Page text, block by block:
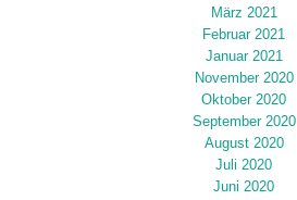
März 2021
Februar 2021
Januar 2021
November 2020
Oktober 2020
September 2020
August 2020
Juli 2020
Juni 2020